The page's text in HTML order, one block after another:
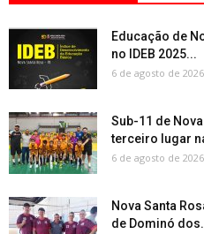
Educação de
no IDEB 2025...
6 de agosto de 2026
Sub-11 de
terceiro lugar
6 de agosto de 2026
Nova Santa
de Dominó